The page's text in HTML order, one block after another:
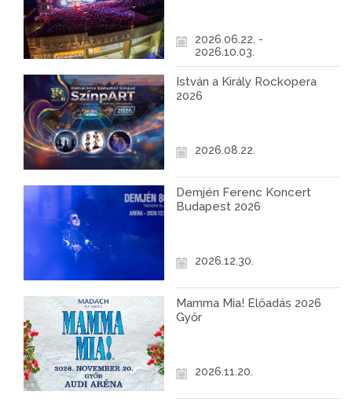
2026.06.22. -
2026.10.03.
István a Király Rockopera
2026
2026.08.22.
Demjén Ferenc Koncert
Budapest 2026
2026.12.30.
Mamma Mia! Előadás 2026
Győr
2026.11.20.